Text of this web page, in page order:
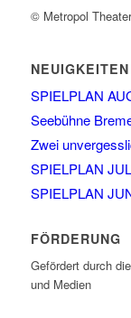
© Metropol
NEUIGKEITEN
SPIELPLAN
Seebühne
Zwei
SPIELPLAN
SPIELPLAN
FÖRDERUNG
Gefördert durch
und Medien